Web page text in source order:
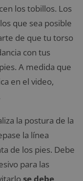
los tobillos. Los
que sea posible
de que tu torso
con tus
A medida que
en el video,
la postura de la
la línea
de los pies. Debe
para las